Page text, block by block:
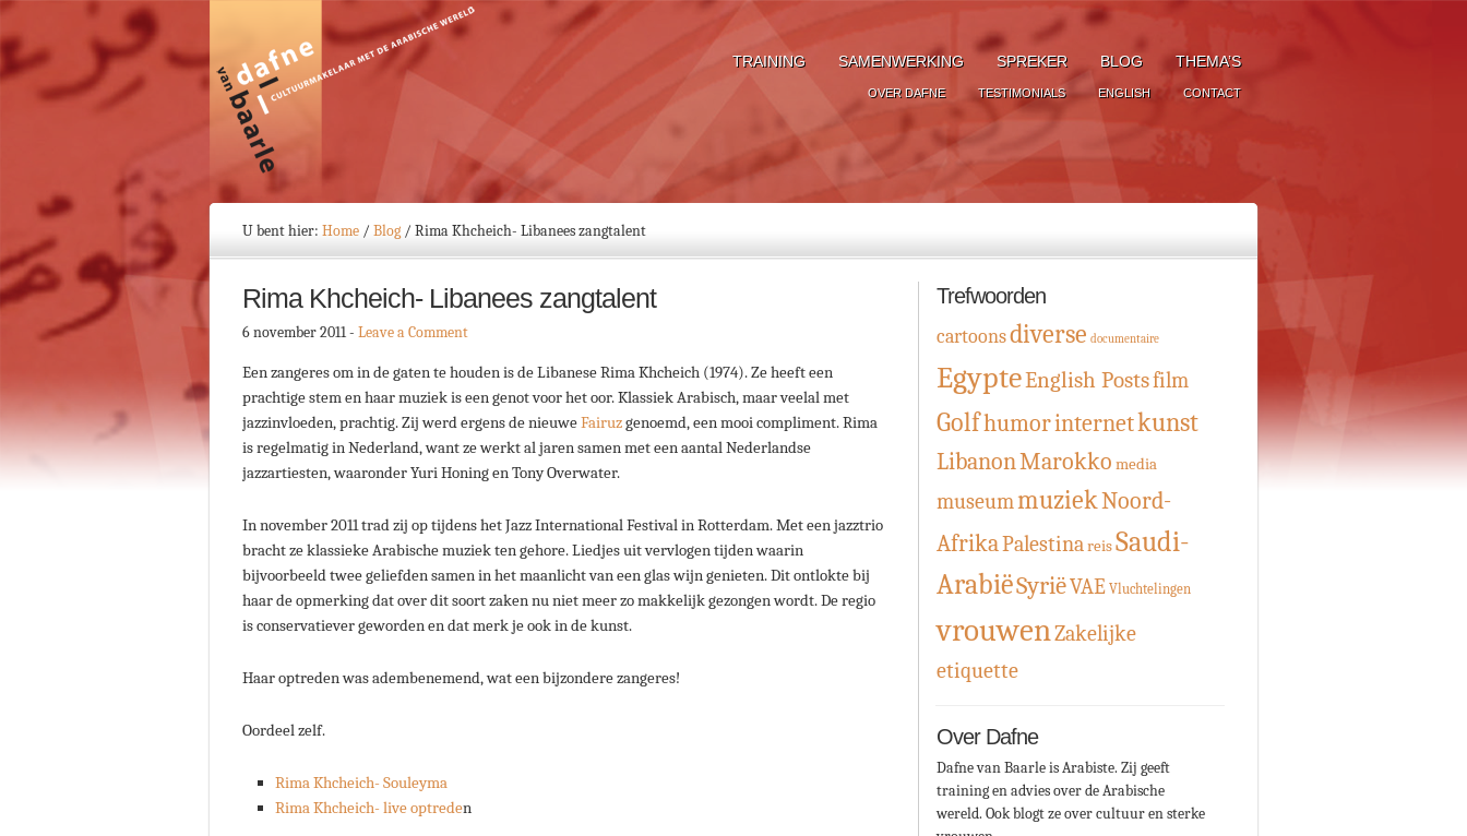
TRAINING SAMENWERKING SPREKER BLOG THEMA’S
OVER DAFNE TESTIMONIALS ENGLISH CONTACT
U bent hier: Home / Blog / Rima Khcheich- Libanees zangtalent
Rima Khcheich- Libanees zangtalent
6 november 2011- Leave a Comment
Een zangeres om in de gaten te houden is de Libanese Rima Khcheich (1974). Ze heeft een
prachtige stem en haar muziek is een genot voor het oor. Klassiek Arabisch, maar veelal met
jazzinvloeden, prachtig. Zij werd ergens de nieuweFairuzgenoemd, een mooi compliment. Rima
is regelmatig in Nederland, want ze werkt al jaren samen met een aantal Nederlandse
jazzartiesten, waaronder Yuri Honing en Tony Overwater.
In november 2011 trad zij op tijdens het Jazz International Festival in Rotterdam. Met een jazztrio
bracht ze klassieke Arabische muziek ten gehore. Liedjes uit vervlogen tijden waarin
bijvoorbeeld twee geliefden samen in het maanlicht van een glas wijn genieten. Dit ontlokte bij
haar de opmerking dat over dit soort zaken nu niet meer zo makkelijk gezongen wordt. De regio
is conservatiever geworden en dat merk je ook in de kunst.
Haar optreden was adembenemend, wat een bijzondere zangeres!
Oordeel zelf.
Rima Khcheich- Souleyma
Rima Khcheich- live optreden
Trefwoorden
cartoonsdiverse documentaire
EgypteEnglish Postsfilm
Golfhumorinternetkunst
LibanonMarokko media
museummuziekNoord-
AfrikaPalestinareisSaudi-
ArabiëSyriëVAE Vluchtelingen
vrouwenZakelijke
etiquette
Over Dafne
Dafne van Baarle is Arabiste. Zij geeft
training en advies over de Arabische
wereld. Ook blogt ze over cultuur en sterke